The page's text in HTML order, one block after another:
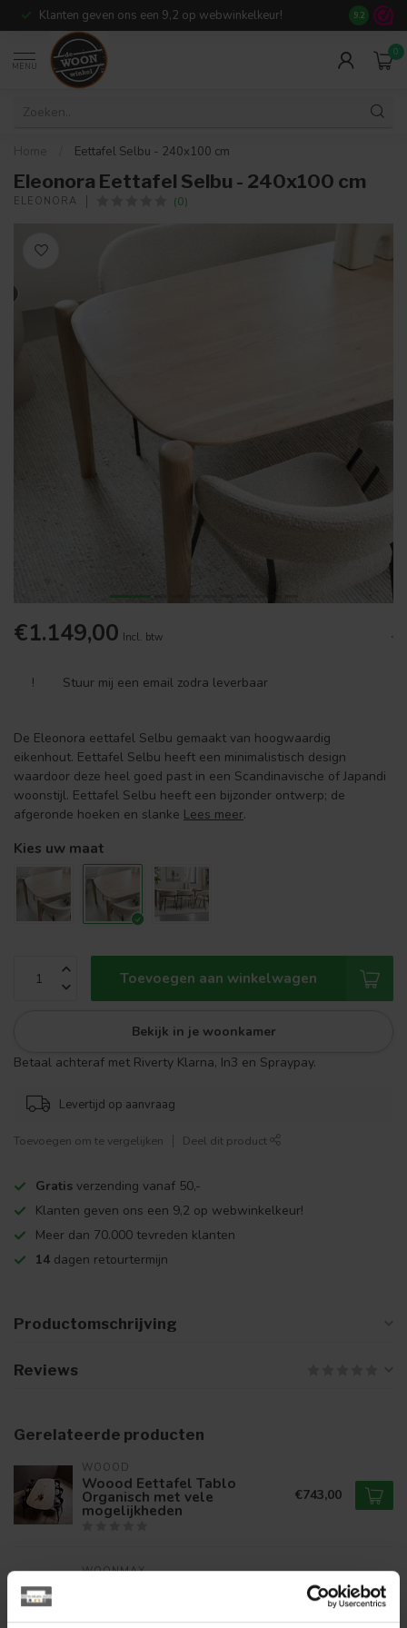
Klanten geven ons een 9,2 op webwinkelkeur! Meer dan
9.2
MENU
0
Home Eettafel Selbu - 240x100 cm
Eleonora Eettafel Selbu - 240x100 cm
ELEONORA (0)
€1.149,00 Incl. btw .
! Stuur mij een email zodra leverbaar
De Eleonora eettafel Selbu gemaakt van hoogwaardig
eikenhout. Eettafel Selbu heeft een minimalistisch design
waardoor deze heel goed past in een Scandinavische of Japandi
woonstijl. Eettafel Selbu heeft een bijzonder ontwerp; de
afgeronde hoeken en slanke Lees meer.
Kies uw maat
Toevoegen aan winkelwagen
Bekijk in je woonkamer
Betaal achteraf met Riverty Klarna, In3 en Spraypay.
Levertijd op aanvraag
Toevoegen om te vergelijken Deel dit product
Gratis verzending vanaf 50,-
Klanten geven ons een 9,2 op webwinkelkeur!
Meer dan 70.000 tevreden klanten
14 dagen retourtermijn
Productomschrijving
Reviews
Gerelateerde producten
WOOOD
Woood Eettafel Tablo
Organisch met vele
mogelijkheden
€743,00
WOONMAX
€1.299,00